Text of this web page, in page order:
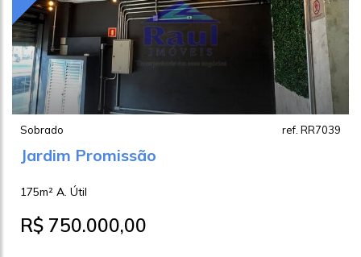
Sobrado ref. RR7039
Jardim Promissão
175m² A. Útil
R$ 750.000,00